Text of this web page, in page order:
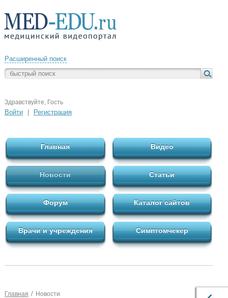
Расширенный поиск
Здравствуйте, Гость
Войти Регистрация
Главная Видео
Новости Статьи
Форум Каталог сайтов
Врачи и учреждения Симптомчекер
Главная / Новости